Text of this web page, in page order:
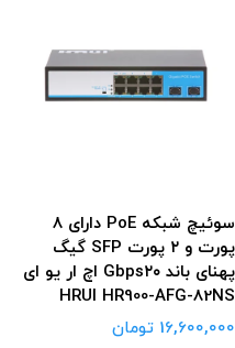
سوئیچ شبکه PoE دارای ۸
پورت و ۲ پورت SFP گیگ
پهنای باند Gbps۲۰ اچ ار یو ای
HRUI HR900-AFG-82NS
16,600,000 تومان